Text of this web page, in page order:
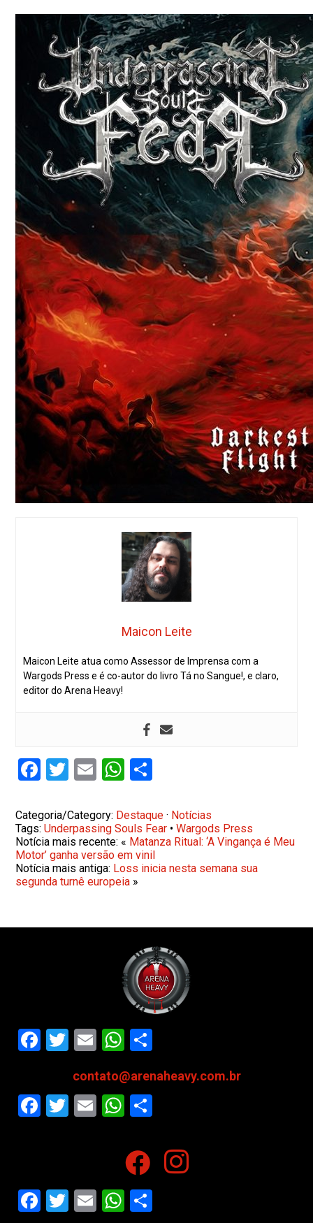
Maicon Leite
Maicon Leite atua como Assessor de Imprensa com a
Wargods Press e é co-autor do livro Tá no Sangue!, e claro,
editor do Arena Heavy!
Facebook
Twitter
EmailWhatsApp
Categoria/Category: Destaque · Notícias
Tags:Underpassing Souls Fear •Wargods Press
Notícia mais recente: « Matanza Ritual: ‘A Vingança é Meu
Motor’ ganha versão em vinil
Notícia mais antiga: Loss inicia nesta semana sua
segunda turnê europeia »
Facebook
Twitter
EmailWhatsApp
contato@arenaheavy.com.br
Facebook
Twitter
EmailWhatsApp
Facebook
Twitter
EmailWhatsApp